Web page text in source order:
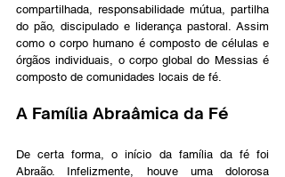
compartilhada, responsabilidade mútua, partilha
do pão, discipulado e liderança pastoral. Assim
como o corpo humano é composto de células e
órgãos individuais, o corpo global do Messias é
composto de comunidades locais de fé.
A Família Abraâmica da Fé
De certa forma, o início da família da fé foi
Abraão. Infelizmente, houve uma dolorosa